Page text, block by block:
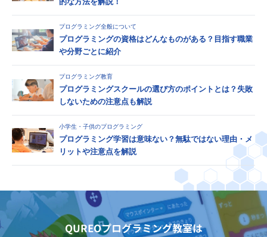
プログラミング全般について
プログラミングの資格はどんなものがある？目指す職業
や分野ごとに紹介
プログラミング教育
プログラミングスクールの選び方のポイントとは？失敗
しないための注意点も解説
小学生・子供のプログラミング
プログラミング学習は意味ない？無駄ではない理由・メ
リットや注意点を解説
QUREOプログラミング教室は